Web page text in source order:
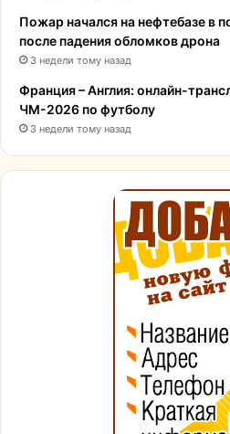
Пожар начался на нефтебазе в
после падения обломков дрона
3 недели тому назад
Франция – Англия: онлайн-
ЧМ-2026 по футболу
3 недели тому назад